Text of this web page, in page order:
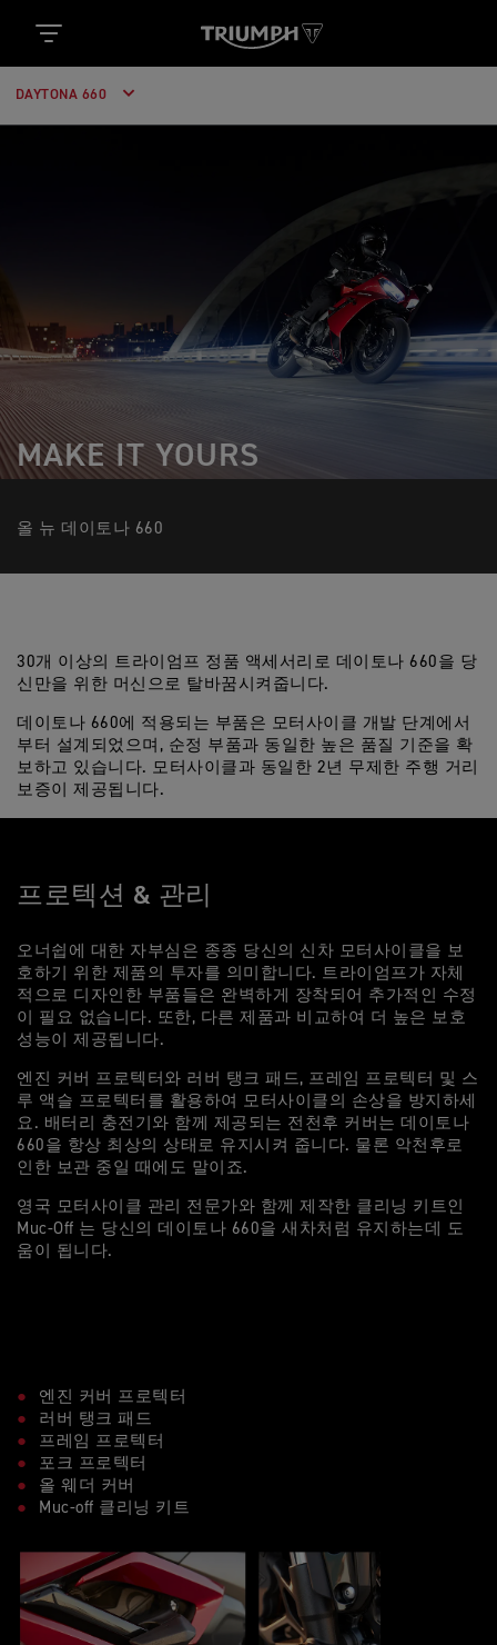
DAYTONA 660
MAKE IT YOURS
올 뉴 데이토나 660
30개 이상의 트라이엄프 정품 액세서리로 데이토나 660을 당
신만을 위한 머신으로 탈바꿈시켜줍니다.
데이토나 660에 적용되는 부품은 모터사이클 개발 단계에서
부터 설계되었으며, 순정 부품과 동일한 높은 품질 기준을 확
보하고 있습니다. 모터사이클과 동일한 2년 무제한 주행 거리
보증이 제공됩니다.
프로텍션 & 관리
오너쉽에 대한 자부심은 종종 당신의 신차 모터사이클을 보
호하기 위한 제품의 투자를 의미합니다. 트라이엄프가 자체
적으로 디자인한 부품들은 완벽하게 장착되어 추가적인 수정
이 필요 없습니다. 또한, 다른 제품과 비교하여 더 높은 보호
성능이 제공됩니다.
엔진 커버 프로텍터와 러버 탱크 패드, 프레임 프로텍터 및 스
루 액슬 프로텍터를 활용하여 모터사이클의 손상을 방지하세
요. 배터리 충전기와 함께 제공되는 전천후 커버는 데이토나
660을 항상 최상의 상태로 유지시켜 줍니다. 물론 악천후로
인한 보관 중일 때에도 말이죠.
영국 모터사이클 관리 전문가와 함께 제작한 클리닝 키트인
Muc-Off 는 당신의 데이토나 660을 새차처럼 유지하는데 도
움이 됩니다.
엔진 커버 프로텍터
러버 탱크 패드
프레임 프로텍터
포크 프로텍터
올 웨더 커버
Muc-off 클리닝 키트